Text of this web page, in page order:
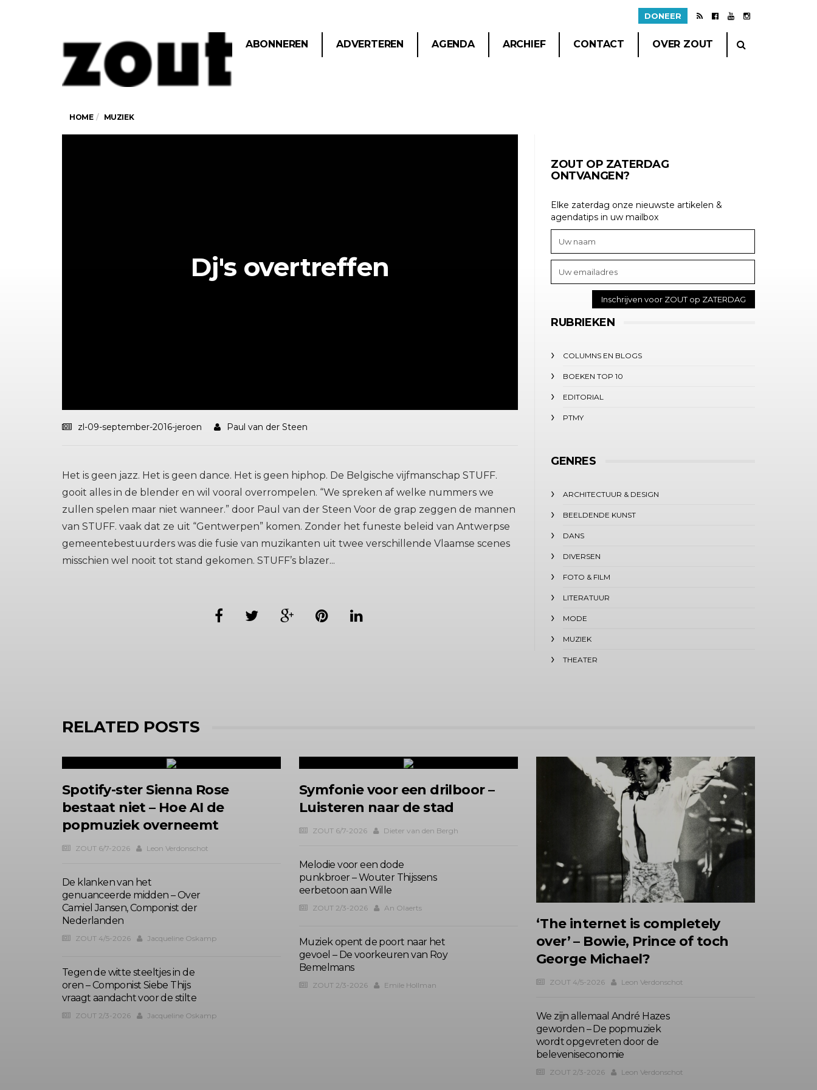
DONEER
ABONNEREN ADVERTEREN AGENDA ARCHIEF CONTACT OVER ZOUT
HOME MUZIEK
Dj's overtreffen
zl-09-september-2016-jeroen Paul van der Steen
Het is geen jazz. Het is geen dance. Het is geen hiphop. De Belgische vijfmanschap STUFF.
gooit alles in de blender en wil vooral overrompelen. “We spreken af welke nummers we
zullen spelen maar niet wanneer.” door Paul van der Steen Voor de grap zeggen de mannen
van STUFF. vaak dat ze uit “Gentwerpen” komen. Zonder het funeste beleid van Antwerpse
gemeentebestuurders was die fusie van muzikanten uit twee verschillende Vlaamse scenes
misschien wel nooit tot stand gekomen. STUFF’s blazer...
ZOUT OP ZATERDAG
ONTVANGEN?
Elke zaterdag onze nieuwste artikelen &
agendatips in uw mailbox
RUBRIEKEN
COLUMNS EN BLOGS
BOEKEN TOP 10
EDITORIAL
PTMY
GENRES
ARCHITECTUUR & DESIGN
BEELDENDE KUNST
DANS
DIVERSEN
FOTO & FILM
LITERATUUR
MODE
MUZIEK
THEATER
RELATED POSTS
Spotify-ster Sienna Rose
bestaat niet – Hoe AI de
popmuziek overneemt
ZOUT 6/7-2026 Leon Verdonschot
De klanken van het
genuanceerde midden – Over
Camiel Jansen, Componist der
Nederlanden
ZOUT 4/5-2026 Jacqueline Oskamp
Tegen de witte steeltjes in de
oren – Componist Siebe Thijs
vraagt aandacht voor de stilte
ZOUT 2/3-2026 Jacqueline Oskamp
Symfonie voor een drilboor –
Luisteren naar de stad
ZOUT 6/7-2026 Dieter van den Bergh
Melodie voor een dode
punkbroer – Wouter Thijssens
eerbetoon aan Wille
ZOUT 2/3-2026 An Olaerts
Muziek opent de poort naar het
gevoel – De voorkeuren van Roy
Bemelmans
ZOUT 2/3-2026 Emile Hollman
‘The internet is completely
over’ – Bowie, Prince of toch
George Michael?
ZOUT 4/5-2026 Leon Verdonschot
We zijn allemaal André Hazes
geworden – De popmuziek
wordt opgevreten door de
beleveniseconomie
ZOUT 2/3-2026 Leon Verdonschot